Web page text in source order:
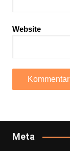
Website
Meta